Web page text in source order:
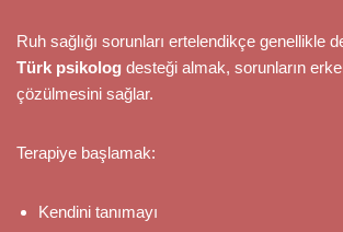
Ruh sağlığı sorunları ertelendikçe genellikle
Türk psikolog desteği almak, sorunların
çözülmesini sağlar.
Terapiye başlamak:
Kendini tanımayı